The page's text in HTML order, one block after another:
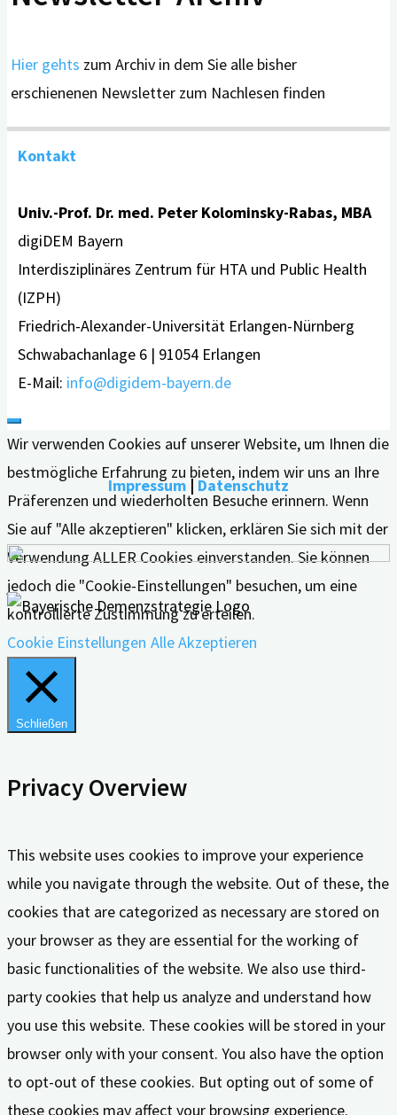
Hier gehts zum Archiv in dem Sie alle bisher
erschienenen Newsletter zum Nachlesen finden
Kontakt
Univ.-Prof. Dr. med. Peter Kolominsky-Rabas, MBA
digiDEM Bayern
Interdisziplinäres Zentrum für HTA und Public Health
(IZPH)
Friedrich-Alexander-Universität Erlangen-Nürnberg
Schwabachanlage 6 | 91054 Erlangen
E-Mail: info@digidem-bayern.de
Impressum | Datenschutz
Wir verwenden Cookies auf unserer Website, um Ihnen die
bestmögliche Erfahrung zu bieten, indem wir uns an Ihre
Präferenzen und wiederholten Besuche erinnern. Wenn
Sie auf "Alle akzeptieren" klicken, erklären Sie sich mit der
Verwendung ALLER Cookies einverstanden. Sie können
jedoch die "Cookie-Einstellungen" besuchen, um eine
kontrollierte Zustimmung zu erteilen.
Cookie Einstellungen Alle Akzeptieren
Schließen
Privacy Overview
This website uses cookies to improve your experience
while you navigate through the website. Out of these, the
cookies that are categorized as necessary are stored on
your browser as they are essential for the working of
basic functionalities of the website. We also use third-
party cookies that help us analyze and understand how
you use this website. These cookies will be stored in your
browser only with your consent. You also have the option
to opt-out of these cookies. But opting out of some of
these cookies may affect your browsing experience.